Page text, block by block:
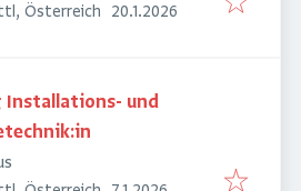
Österreich Veröffentlicht
20.1.2026
Installations- und